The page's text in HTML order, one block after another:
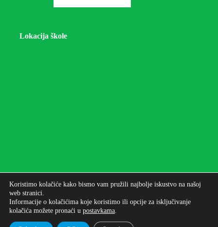
Lokacija škole
Autorska prava © 2026 - Osnovna škola bana Josipa
Jelačića Zagreb
Koristimo kolačiće kako bismo vam pružili najbolje iskustvo na našoj
web stranici.
Informacije o kolačićima koje koristimo ili opcije za isključivanje
kolačića možete pronaći u postavkama.